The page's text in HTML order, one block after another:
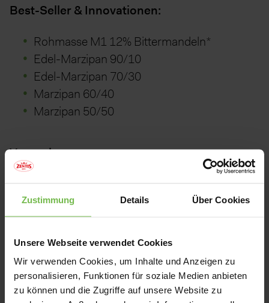
Zustimmung Details Über Cookies
Unsere Webseite verwendet Cookies
Wir verwenden Cookies, um Inhalte und Anzeigen zu
personalisieren, Funktionen für soziale Medien anbieten
zu können und die Zugriffe auf unsere Website zu
Best-Seller & Innovationen:
Rohmasse M1 12% Bittermandeln*
Edel-Marzipan 90/10
Edel-Marzipan 70/30
Marzipan 60/40
Marzipan 50/50
Verpackungen:
Kartons
220 kg